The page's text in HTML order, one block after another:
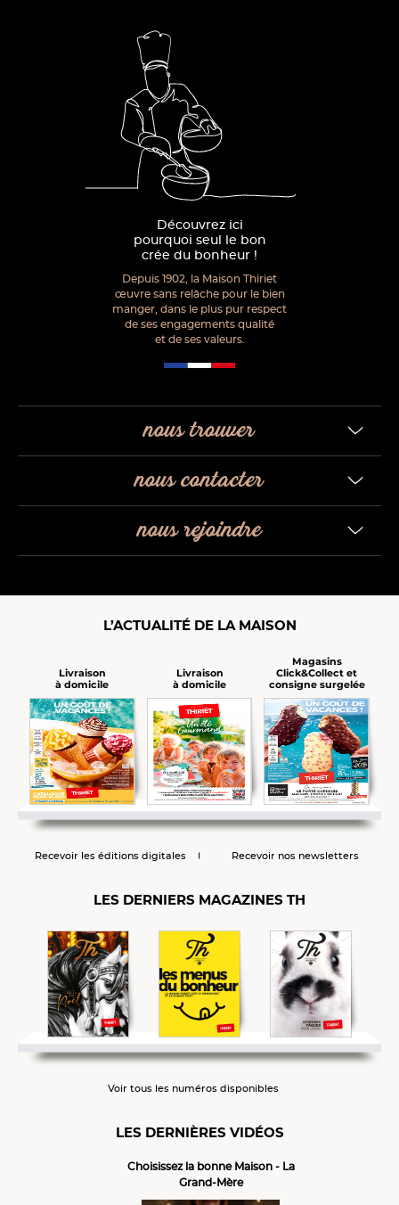
Découvrez ici
pourquoi seul le bon
crée du bonheur !
Depuis 1902, la Maison Thiriet
œuvre sans relâche pour le bien
manger, dans le plus pur respect
de ses engagements qualité
et de ses valeurs.
nous trouver
nous contacter
nous rejoindre
L’ACTUALITÉ DE LA MAISON
Livraison
à domicile
Livraison
à domicile
Magasins
Click&Collect et
consigne surgelée
Recevoir les éditions digitales Recevoir nos newsletters
LES DERNIERS MAGAZINES TH
Voir tous les numéros disponibles
LES DERNIÈRES VIDÉOS
Choisissez la bonne Maison - La
Grand-Mère